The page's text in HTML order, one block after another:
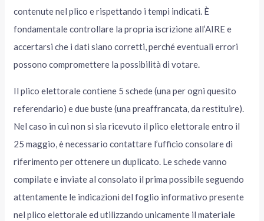
contenute nel plico e rispettando i tempi indicati. È
fondamentale controllare la propria iscrizione all’AIRE e
accertarsi che i dati siano corretti, perché eventuali errori
possono compromettere la possibilità di votare.
Il plico elettorale contiene 5 schede (una per ogni quesito
referendario) e due buste (una preaffrancata, da restituire).
Nel caso in cui non si sia ricevuto il plico elettorale entro il
25 maggio, è necessario contattare l’ufficio consolare di
riferimento per ottenere un duplicato. Le schede vanno
compilate e inviate al consolato il prima possibile seguendo
attentamente le indicazioni del foglio informativo presente
nel plico elettorale ed utilizzando unicamente il materiale